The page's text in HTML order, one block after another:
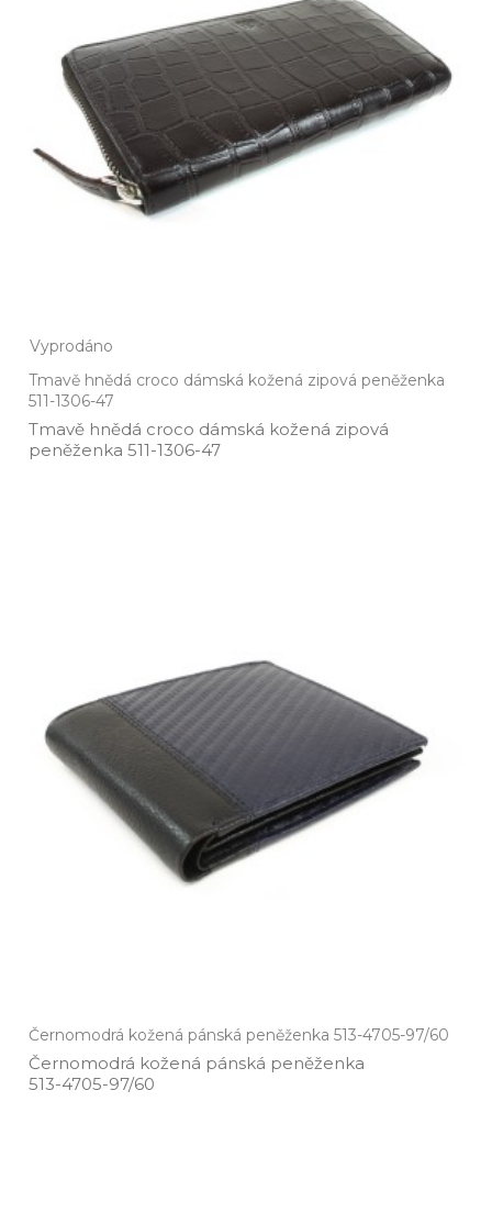
Vyprodáno
Tmavě hnědá croco dámská kožená zipová peněženka
511-1306-47
Tmavě hnědá croco dámská kožená zipová
peněženka 511­-1306­-47
Černomodrá kožená pánská peněženka 513-4705-97/60
Černomodrá kožená pánská peněženka
513­-4705­-97/60